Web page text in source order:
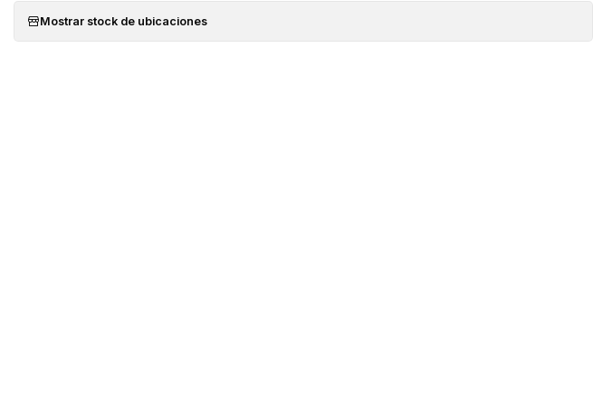
Mostrar stock de ubicaciones